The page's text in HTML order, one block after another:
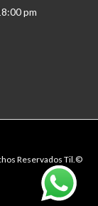
pm
Reservados Til.©